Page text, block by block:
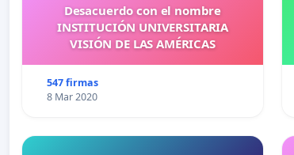
Desacuerdo con el nombre
INSTITUCIÓN UNIVERSITARIA
VISIÓN DE LAS AMÉRICAS
547 firmas
8 Mar 2020